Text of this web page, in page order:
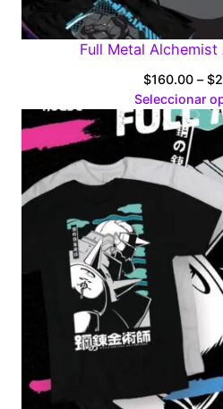
Full Metal
$160.00 – $
Seleccionar